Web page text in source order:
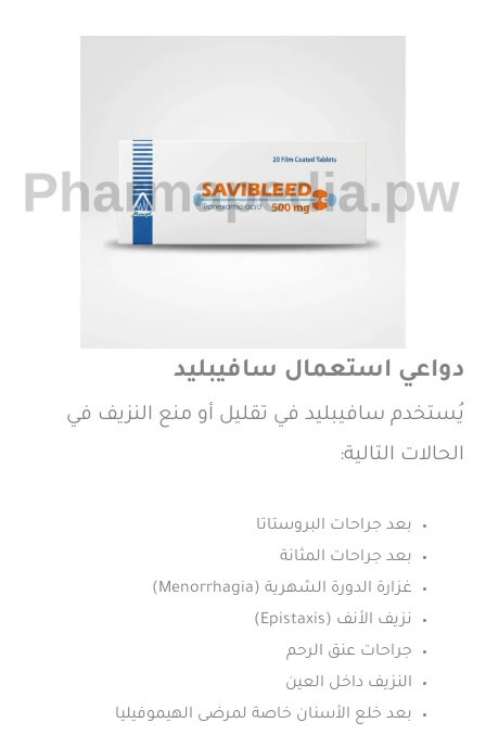
دواعي استعمال سافيبليد
يُستخدم سافيبليد في تقليل أو منع النزيف في
الحالات التالية:
بعد جراحات البروستاتا
بعد جراحات المثانة
غزارة الدورة الشهرية (Menorrhagia)
نزيف الأنف (Epistaxis)
جراحات عنق الرحم
النزيف داخل العين
بعد خلع الأسنان خاصة لمرضى الهيموفيليا